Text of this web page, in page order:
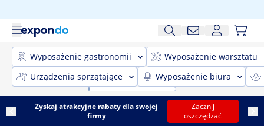
Wyposażenie gastronomii
Wyposażenie warsztatu
Urządzenia sprzątające
Wyposażenie biura
Zyskaj atrakcyjne rabaty dla swojej
firmy
Zacznij
oszczędzać